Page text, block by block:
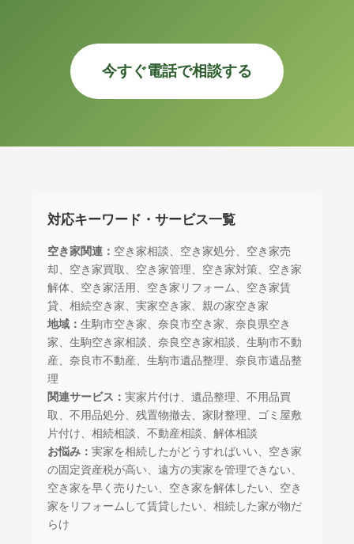
今すぐ電話で相談する
対応キーワード・サービス一覧
空き家関連： 空き家相談、空き家処分、空き家売
却、空き家買取、空き家管理、空き家対策、空き家
解体、空き家活用、空き家リフォーム、空き家賃
貸、相続空き家、実家空き家、親の家空き家
地域： 生駒市空き家、奈良市空き家、奈良県空き
家、生駒空き家相談、奈良空き家相談、生駒市不動
産、奈良市不動産、生駒市遺品整理、奈良市遺品整
理
関連サービス： 実家片付け、遺品整理、不用品買
取、不用品処分、残置物撤去、家財整理、ゴミ屋敷
片付け、相続相談、不動産相談、解体相談
お悩み： 実家を相続したがどうすればいい、空き家
の固定資産税が高い、遠方の実家を管理できない、
空き家を早く売りたい、空き家を解体したい、空き
家をリフォームして賃貸したい、相続した家が物だ
らけ